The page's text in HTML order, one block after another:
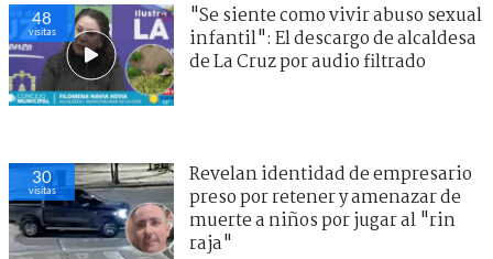
48
visitas
"Se siente como vivir abuso sexual
infantil": El descargo de alcaldesa
de La Cruz por audio filtrado
30
visitas
Revelan identidad de empresario
preso por retener y amenazar de
muerte a niños por jugar al "rin
raja"